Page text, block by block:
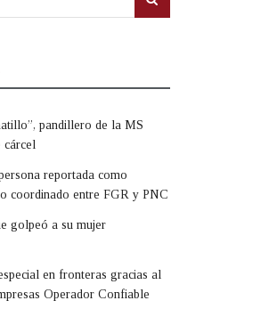
pandillero de la MS
cárcel
reportada como
coordinado entre FGR y PNC
golpeó a su mujer
en fronteras gracias al
Operador Confiable